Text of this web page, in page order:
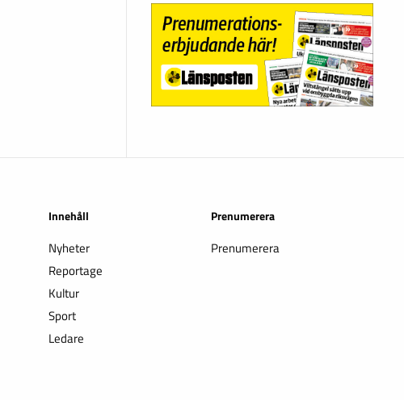
Innehåll
Nyheter
Reportage
Kultur
Sport
Ledare
Prenumerera
Prenumerera